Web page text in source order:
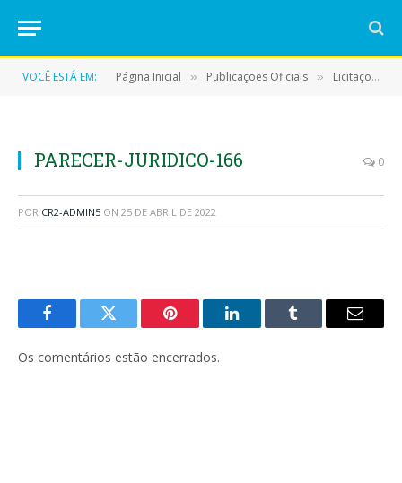
VOCÊ ESTÁ EM: Página Inicial » Publicações Oficiais » Licitações
PARECER-JURIDICO-166 0
POR CR2-ADMIN5 ON 25 DE ABRIL DE 2022
FacebookTwitter Pinterest LinkedInTumblr
E-
Os comentários estão encerrados.